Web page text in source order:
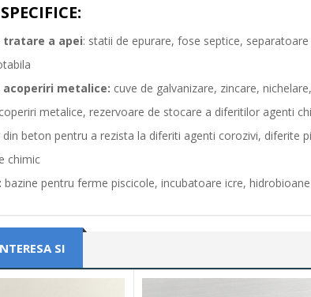
tratare a apei: statii de epurare, fose septice,
metalice: cuve de galvanizare, zincare,
metalice, rezervoare de stocare a diferitilor agenti
beton pentru a rezista la diferiti agenti corozivi, diferite
chimic
bazine pentru ferme piscicole, incubatoare icre,
SI